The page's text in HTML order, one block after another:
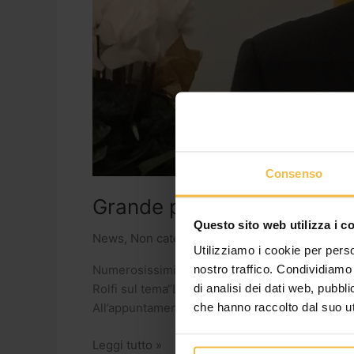
Consenso
Questo sito web utilizza i
Utilizziamo i cookie per
nostro traffico.
di analisi dei dati web,
che hanno raccolto dal suo
Grande partecipazione a
News, Non categorizzato
Numerosissimi agricoltori hanno presto parte
Rolfi sul tema“L’impatto della Pac e del Psr
All’appuntamento, organizzato da Coldiretti,
Leggi tutto »